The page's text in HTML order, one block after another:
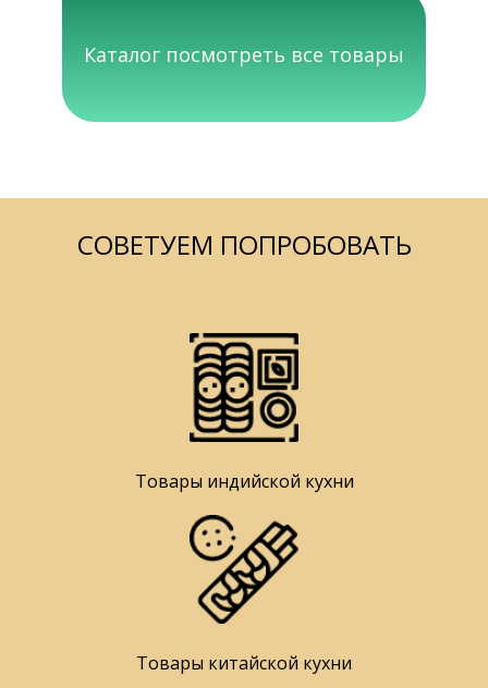
Каталог посмотреть все товары
СОВЕТУЕМ ПОПРОБОВАТЬ
Товары индийской кухни
Товары китайской кухни